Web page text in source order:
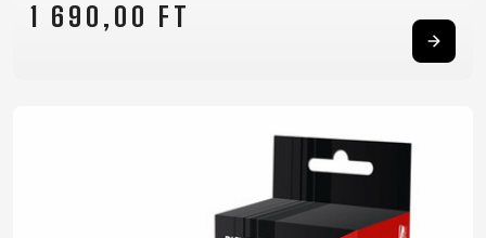
1 690,00 FT